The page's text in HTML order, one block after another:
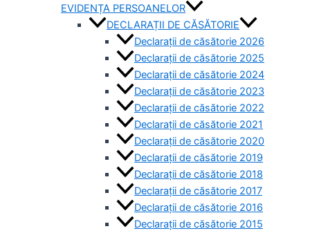
EVIDENȚA PERSOANELOR
DECLARAȚII DE CĂSĂTORIE
Declarații de căsătorie 2026
Declarații de căsătorie 2025
Declarații de căsătorie 2024
Declarații de căsătorie 2023
Declarații de căsătorie 2022
Declarații de căsătorie 2021
Declarații de căsătorie 2020
Declarații de căsătorie 2019
Declarații de căsătorie 2018
Declarații de căsătorie 2017
Declarații de căsătorie 2016
Declarații de căsătorie 2015